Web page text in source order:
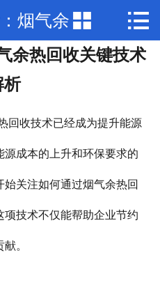
 网站首页
关于我们
新闻动态
厂房场景
烟气余
术解析
 
余热回收关键技术
析
回收技术已经成为提升能源
成本的上升和环保要求的
关注如何通过烟气余热回
技术不仅能帮助企业节约
。